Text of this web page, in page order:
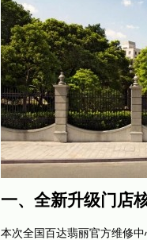
一、全新升级门店
本次全国百达翡丽官方维修